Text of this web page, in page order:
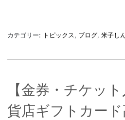
カテゴリー: トピックス, ブログ, 米子し
【金券・チケッ
貨店ギフトカー